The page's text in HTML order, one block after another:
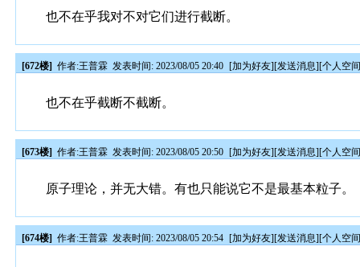
也不在乎我对不对它们进行截断。
[672楼] 作者:王普霖 发表时间: 2023/08/05 20:40 [加为好友][发送消息][个人空
也不在乎截断不截断。
[673楼] 作者:王普霖 发表时间: 2023/08/05 20:50 [加为好友][发送消息][个人空
原子理论，并无大错。有也只能说它不是最基本粒子。
[674楼] 作者:王普霖 发表时间: 2023/08/05 20:54 [加为好友][发送消息][个人空